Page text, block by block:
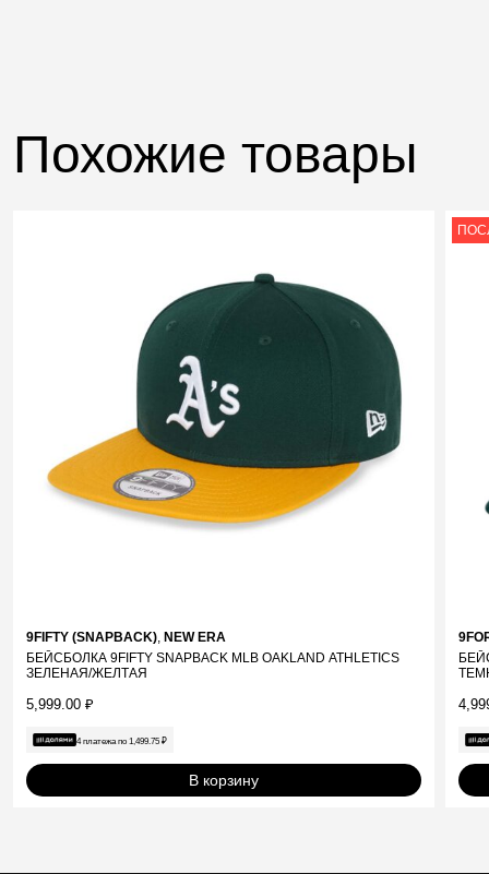
Похожие товары
9FIFTY (SNAPBACK), NEW ERA
БЕЙСБОЛКА 9FIFTY SNAPBACK MLB OAKLAND ATHLETICS
ЗЕЛЕНАЯ/ЖЕЛТАЯ
5,999.00 ₽
4 платежа по 1,499.75 ₽
В корзину